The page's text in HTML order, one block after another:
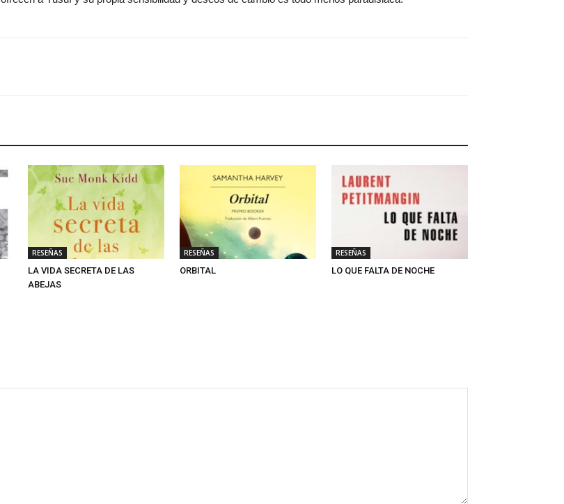
RESEÑAS
LA VIDA SECRETA DE LAS
ABEJAS
RESEÑAS
ORBITAL
RESEÑAS
LO QUE FALTA DE NOCHE